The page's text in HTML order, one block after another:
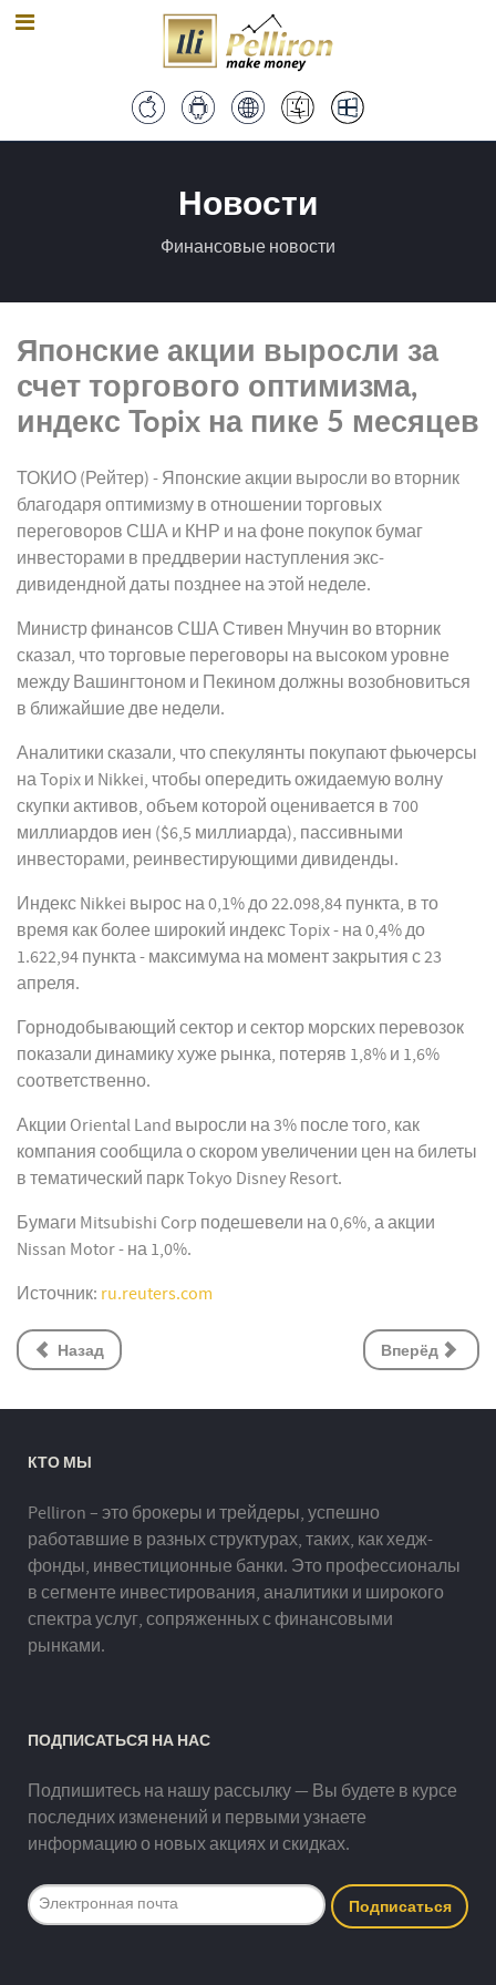
Новости
Финансовые новости
Японские акции выросли за
счет торгового оптимизма,
индекс Topix на пике 5 месяцев
ТОКИО (Рейтер) - Японские акции выросли во вторник
благодаря оптимизму в отношении торговых
переговоров США и КНР и на фоне покупок бумаг
инвесторами в преддверии наступления экс-
дивидендной даты позднее на этой неделе.
Министр финансов США Стивен Мнучин во вторник
сказал, что торговые переговоры на высоком уровне
между Вашингтоном и Пекином должны возобновиться
в ближайшие две недели.
Аналитики сказали, что спекулянты покупают фьючерсы
на Topix и Nikkei, чтобы опередить ожидаемую волну
скупки активов, объем которой оценивается в 700
миллиардов иен ($6,5 миллиарда), пассивными
инвесторами, реинвестирующими дивиденды.
Индекс Nikkei вырос на 0,1% до 22.098,84 пункта, в то
время как более широкий индекс Topix - на 0,4% до
1.622,94 пункта - максимума на момент закрытия с 23
апреля.
Горнодобывающий сектор и сектор морских перевозок
показали динамику хуже рынка, потеряв 1,8% и 1,6%
соответственно.
Акции Oriental Land выросли на 3% после того, как
компания сообщила о скором увеличении цен на билеты
в тематический парк Tokyo Disney Resort.
Бумаги Mitsubishi Corp подешевели на 0,6%, а акции
Nissan Motor - на 1,0%.
Источник: ru.reuters.com
Назад Вперёд
КТО МЫ
Pelliron – это брокеры и трейдеры, успешно
работавшие в разных структурах, таких, как хедж-
фонды, инвестиционные банки. Это профессионалы
в сегменте инвестирования, аналитики и широкого
спектра услуг, сопряженных с финансовыми
рынками.
ПОДПИСАТЬСЯ НА НАС
Подпишитесь на нашу рассылку — Вы будете в курсе
последних изменений и первыми узнаете
информацию о новых акциях и скидках.